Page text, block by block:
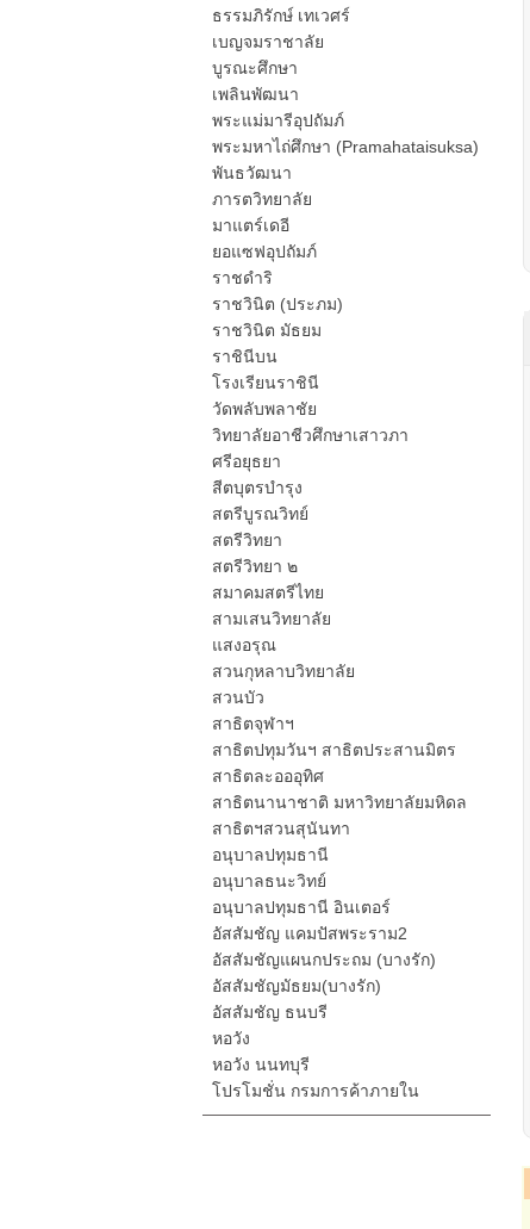
ธรรมภิรักษ์ เทเวศร์
เบญจมราชาลัย
บูรณะศึกษา
เพลินพัฒนา
พระแม่มารีอุปถัมภ์
พระมหาไถ่ศึกษา (Pramahataisuksa)
พันธวัฒนา
ภารตวิทยาลัย
มาแตร์เดอี
ยอแซฟอุปถัมภ์
ราชดำริ
ราชวินิต (ประภม)
ราชวินิต มัธยม
ราชินีบน
โรงเรียนราชินี
วัดพลับพลาชัย
วิทยาลัยอาชีวศึกษาเสาวภา
ศรีอยุธยา
สีตบุตรบำรุง
สตรีบูรณวิทย์
สตรีวิทยา
สตรีวิทยา ๒
สมาคมสตรีไทย
สามเสนวิทยาลัย
แสงอรุณ
สวนกุหลาบวิทยาลัย
สวนบัว
สาธิตจุฬาฯ
สาธิตปทุมวันฯ สาธิตประสานมิตร
สาธิตละอออุทิศ
สาธิตนานาชาติ มหาวิทยาลัยมหิดล
สาธิตฯสวนสุนันทา
อนุบาลปทุมธานี
อนุบาลธนะวิทย์
อนุบาลปทุมธานี อินเตอร์
อัสสัมชัญ แคมปัสพระราม2
อัสสัมชัญแผนกประถม (บางรัก)
อัสสัมชัญมัธยม(บางรัก)
อัสสัมชัญ ธนบรี
หอวัง
หอวัง นนทบุรี
โปรโมชั่น กรมการค้าภายใน